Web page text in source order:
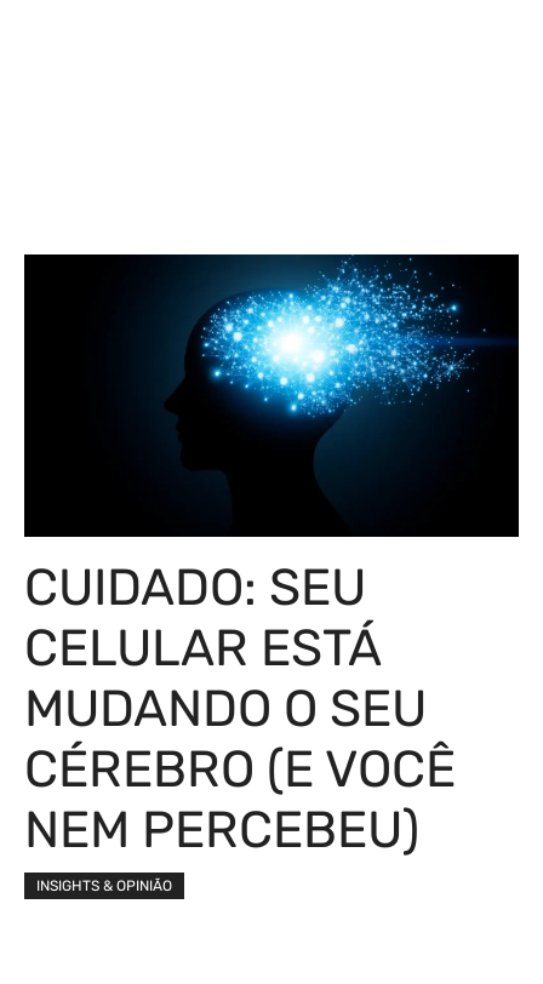
CUIDADO: SEU
CELULAR ESTÁ
MUDANDO O SEU
CÉREBRO (E VOCÊ
NEM PERCEBEU)
INSIGHTS & OPINIÃO